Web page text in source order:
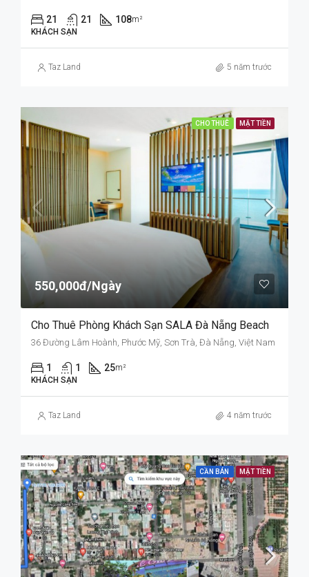
21 21 108m²
KHÁCH SẠN
Taz Land 5 năm trước
CHO THUÊ MẶT TIỀN
550,000đ/Ngày
Cho Thuê Phòng Khách Sạn SALA Đà Nẵng Beach
36 Đường Lâm Hoành, Phước Mỹ, Sơn Trà, Đà Nẵng, Việt Nam
1 1 25m²
KHÁCH SẠN
Taz Land 4 năm trước
CẦN BÁN MẶT TIỀN